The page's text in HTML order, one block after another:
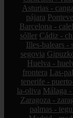
Asturias -
pájara
Barcelona -
sóller Cádiz -
Illes-balears -
segovia
Huelva -
frontera Las-
tenerife -
la-oliva Málaga
Zaragoza -
palmas -